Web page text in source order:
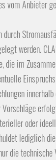
vom Anbieter
durch
werden.
die im
Vorschläge
oder
lediglich
die